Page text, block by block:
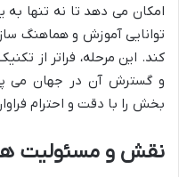
امکان می دهد تا نه تنها به
کند. این مرحله، فراتر از
و گسترش آن در جهان می
بخش را با دقت و احترام
نقش و مسئولیت